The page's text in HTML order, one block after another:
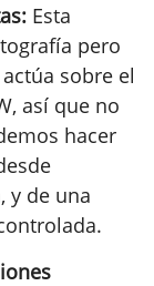
Esta
pero
sobre el
así que no
hacer
y de una